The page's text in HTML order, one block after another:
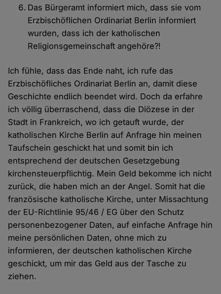
Das Bürgeramt informiert mich, dass sie vom
Erzbischöflichen Ordinariat Berlin informiert
wurden, dass ich der katholischen
Religionsgemeinschaft angehöre?!
Ich fühle, dass das Ende naht, ich rufe das
Erzbischöfliches Ordinariat Berlin an, damit diese
Geschichte endlich beendet wird. Doch da erfahre
ich völlig überraschend, dass die Diözese in der
Stadt in Frankreich, wo ich getauft wurde, der
katholischen Kirche Berlin auf Anfrage hin meinen
Taufschein geschickt hat und somit bin ich
entsprechend der deutschen Gesetzgebung
kirchensteuerpflichtig. Mein Geld bekomme ich nicht
zurück, die haben mich an der Angel. Somit hat die
französische katholische Kirche, unter Missachtung
der EU-Richtlinie 95/46 / EG über den Schutz
personenbezogener Daten, auf einfache Anfrage hin
meine persönlichen Daten, ohne mich zu
informieren, der deutschen katholischen Kirche
geschickt, um mir das Geld aus der Tasche zu
ziehen.